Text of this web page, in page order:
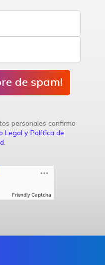
de spam!
personales confirmo
Legal y Política de
Friendly Captcha